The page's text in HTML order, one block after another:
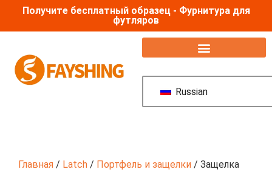
Получите бесплатный образец - Фурнитура для
футляров
Russian
Главная / Latch / Портфель и защелки / Защелка